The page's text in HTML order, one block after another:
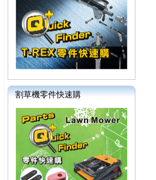
割草機零件快速購